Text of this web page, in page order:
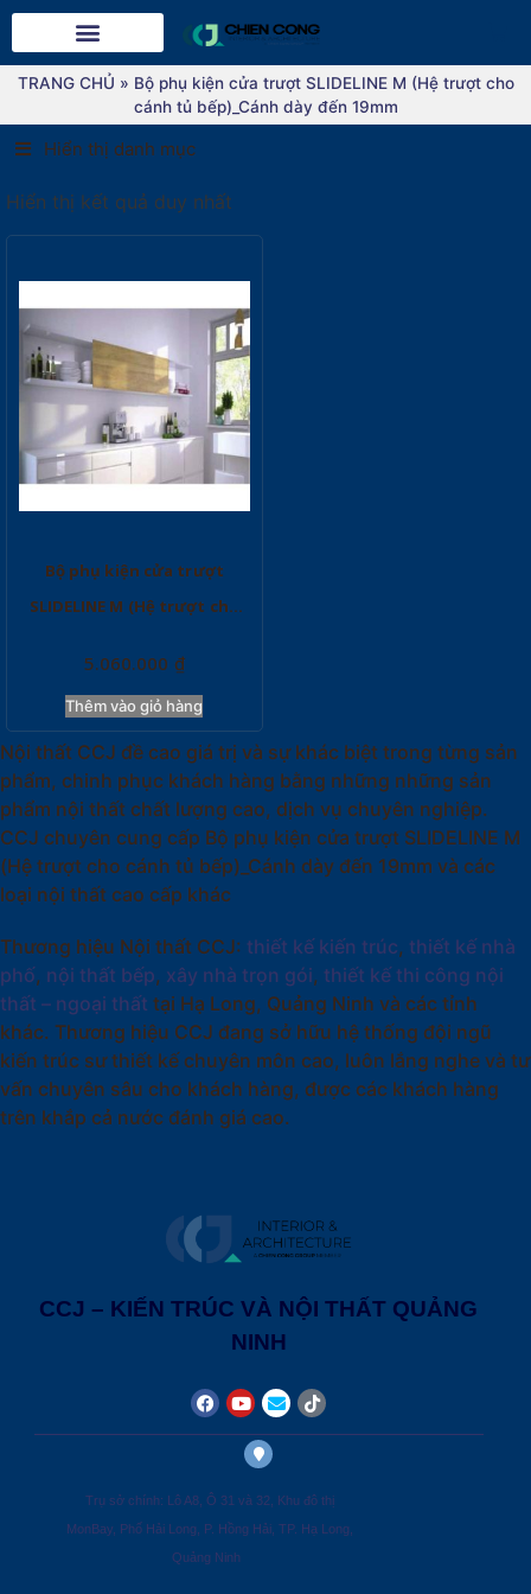
TRANG CHỦ » Bộ phụ kiện cửa trượt SLIDELINE M (Hệ trượt cho
cánh tủ bếp)_Cánh dày đến 19mm
Hiển thị danh mục
Hiển thị kết quả duy nhất
Bộ phụ kiện cửa trượt
SLIDELINE M (Hệ trượt cho
19mm
5.060.000 ₫
Thêm vào giỏ hàng
Nội thất CCJ đề cao giá trị và sự khác biệt trong từng sản
phẩm, chinh phục khách hàng bằng những những sản
phẩm nội thất chất lượng cao, dịch vụ chuyên nghiệp.
CCJ chuyên cung cấp Bộ phụ kiện cửa trượt SLIDELINE M
(Hệ trượt cho cánh tủ bếp)_Cánh dày đến 19mm và các
loại nội thất cao cấp khác
Thương hiệu Nội thất CCJ: thiết kế kiến trúc, thiết kế nhà
phố, nội thất bếp, xây nhà trọn gói, thiết kế thi công nội
thất – ngoại thất tại Hạ Long, Quảng Ninh và các tỉnh
khác. Thương hiệu CCJ đang sở hữu hệ thống đội ngũ
kiến trúc sư thiết kế chuyên môn cao, luôn lắng nghe và tư
vấn chuyên sâu cho khách hàng, được các khách hàng
trên khắp cả nước đánh giá cao.
CCJ – KIẾN TRÚC VÀ NỘI THẤT QUẢNG
NINH
Trụ sở chính: Lô A8, Ô 31 và 32, Khu đô thị
MonBay, Phố Hải Long, P. Hồng Hải, TP. Hạ Long,
Quảng Ninh